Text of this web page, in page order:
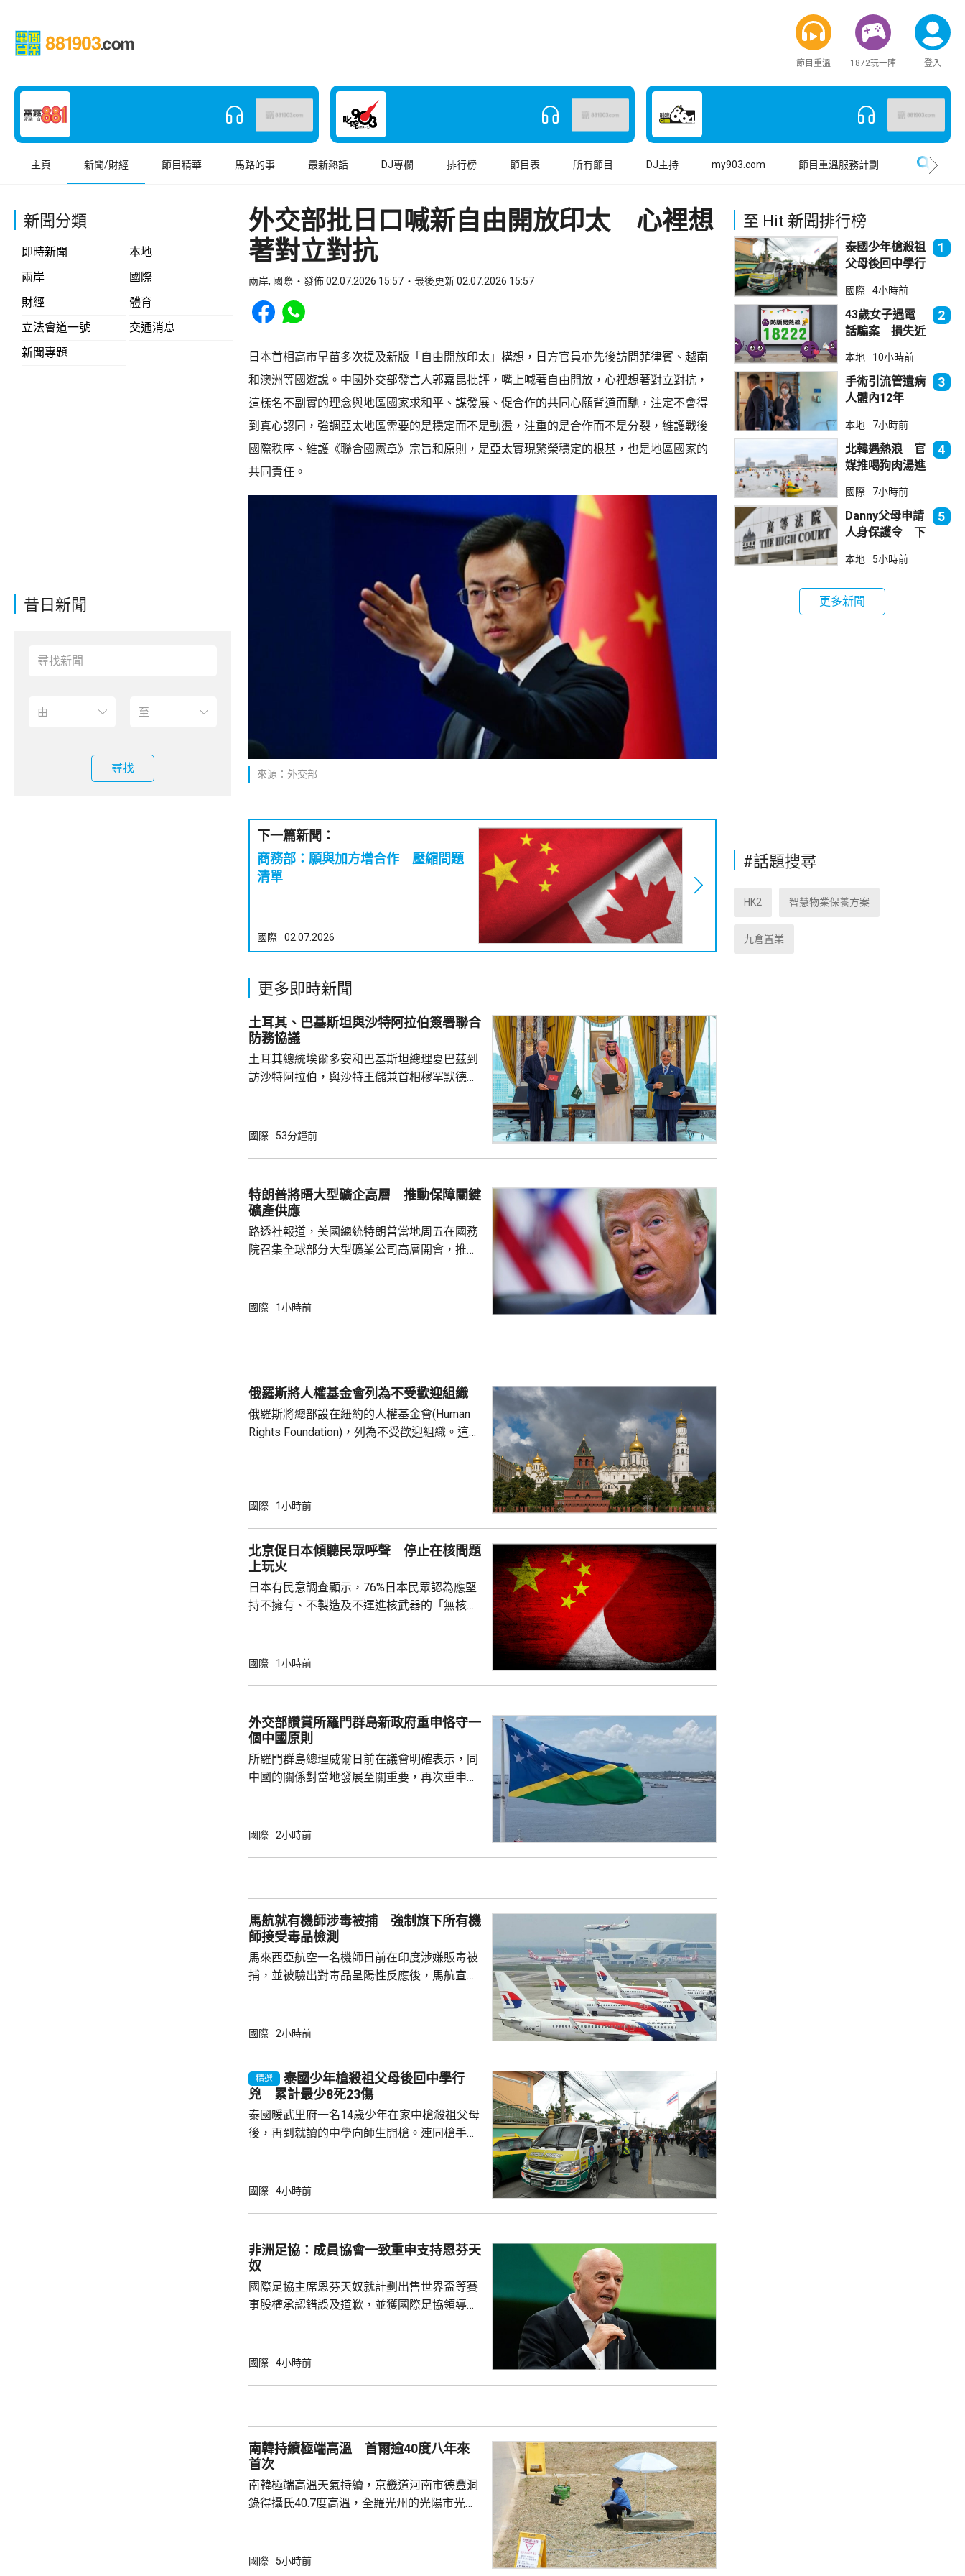
節目重溫 1872玩一陣 登入
主頁 新聞/財經 節目精華 馬路的事 最新熱話 DJ專欄 排行榜 節目表 所有節目 DJ主持 my903.com 節目重溫服務計劃
新聞分類
即時新聞
本地
兩岸
國際
財經
體育
立法會道一號
交通消息
新聞專題
昔日新聞
尋找
外交部批日口喊新自由開放印太 心裡想
著對立對抗
兩岸, 國際 發佈 02.07.2026 15:57 最後更新 02.07.2026 15:57
Share to Facebook
Share to WhatsApp
日本首相高市早苗多次提及新版「自由開放印太」構想，日方官員亦先後訪問菲律賓、越南
和澳洲等國遊說。中國外交部發言人郭嘉昆批評，嘴上喊著自由開放，心裡想著對立對抗，
這樣名不副實的理念與地區國家求和平、謀發展、促合作的共同心願背道而馳，注定不會得
到真心認同，強調亞太地區需要的是穩定而不是動盪，注重的是合作而不是分裂，維護戰後
國際秩序、維護《聯合國憲章》宗旨和原則，是亞太實現繁榮穩定的根基，也是地區國家的
共同責任。
來源：外交部
下一篇新聞：
商務部：願與加方增合作 壓縮問題
清單
國際 02.07.2026
更多即時新聞
土耳其、巴基斯坦與沙特阿拉伯簽署聯合
防務協議
土耳其總統埃爾多安和巴基斯坦總理夏巴茲到
訪沙特阿拉伯，與沙特王儲兼首相穆罕默德在
任何一國遭受武裝攻擊，都會被視為對三國的
作。路透社引述有土耳其官員指，協議純屬防
禦性質，僅承諾為防禦目的提供相互支持，不
針對任何國家、組織或個人，亦向其他區...
國際 53分鐘前
特朗普將晤大型礦企高層 推動保障關鍵
礦產供應
路透社報道，美國總統特朗普當地周五在國務
院召集全球部分大型礦業公司高層開會，推動
但華府正急需關鍵礦產來補充伊朗戰事期間耗
鏈的依賴，計劃宣布一系列協議和諒解備忘
錄。 消息人士預計，出席的業界巨頭包括全
球...
國際 1小時前
俄羅斯將人權基金會列為不受歡迎組織
俄羅斯將總部設在紐約的人權基金會(Human
Rights Foundation)，列為不受歡迎組織。這個
完全專制政權，參與抹黑俄羅斯武裝部隊的活
國際 1小時前
北京促日本傾聽民眾呼聲 停止在核問題
上玩火
日本有民意調查顯示，76%日本民眾認為應堅
持不擁有、不製造及不運進核武器的「無核三
言人林劍回應指，民調結果充分反映日本主流
圖突破「無核三原則」，暴露出日本右翼勢力
日益膨脹的政治、軍事野心，是拿一億多日本
國際 1小時前
外交部讚賞所羅門群島新政府重申恪守一
個中國原則
所羅門群島總理威爾日前在議會明確表示，同
中國的關係對當地發展至關重要，再次重申所
個中國，台灣是中國領土不可分割的一部分，
中方願同所羅門群島持續深化新時代相互尊
重、共同發展的全面戰略夥伴關係，推動兩
國...
國際 2小時前
馬航就有機師涉毒被捕 強制旗下所有機
師接受毒品檢測
馬來西亞航空一名機師日前在印度涉嫌販毒被
捕，並被驗出對毒品呈陽性反應後，馬航宣布
篩檢，將不得執行飛行任務，機艙服務員亦都
日抵達雅加達機場後，被海關在行李內搜出25
公斤，相當於7萬粒搖頭丸以及少量冰毒。馬
航指這名機師之前休假兩日，...
國際 2小時前
精選
泰國少年槍殺祖父母後回中學行
兇 累計最少8死23傷
泰國暖武里府一名14歲少年在家中槍殺祖父母
後，再到就讀的中學向師生開槍。連同槍手在
警方指，槍手當地早上先在家中，用祖父的9
槍手曾在課室外的走廊行過，亦有人拍到他為
手槍換子彈。校方事後疏散學生，警方圍封校
園，共檢獲34發子彈。調查指...
國際 4小時前
非洲足協：成員協會一致重申支持恩芬天
奴
國際足協主席恩芬天奴就計劃出售世界盃等賽
事股權承認錯誤及道歉，並獲國際足協領導層
非洲足球的支持。主席莫特塞佩表示，歡迎國
申，對恩芬天奴擔任國際足協主席已失去信
心，只要他繼續留任，將抵制未來的世界盃...
國際 4小時前
南韓持續極端高溫 首爾逾40度八年來
首次
南韓極端高溫天氣持續，京畿道河南市德豐洞
錄得攝氏40.7度高溫，全羅光州的光陽市光陽
越、京畿道驪州市金沙面，及慶尚南道密陽市
國際 5小時前
至 Hit 新聞排行榜
泰國少年槍殺祖
父母後回中學行
死23傷
1
國際 4小時前
43歲女子遇電
話騙案 損失近
2
本地 10小時前
手術引流管遺病
人體內12年
業失當除牌1個
月
3
本地 7小時前
北韓遇熱浪 官
媒推喝狗肉湯進
4
國際 7小時前
Danny父母申請
人身保護令 下
5
本地 5小時前
更多新聞
#話題搜尋
HK2 智慧物業保養方案
九倉置業